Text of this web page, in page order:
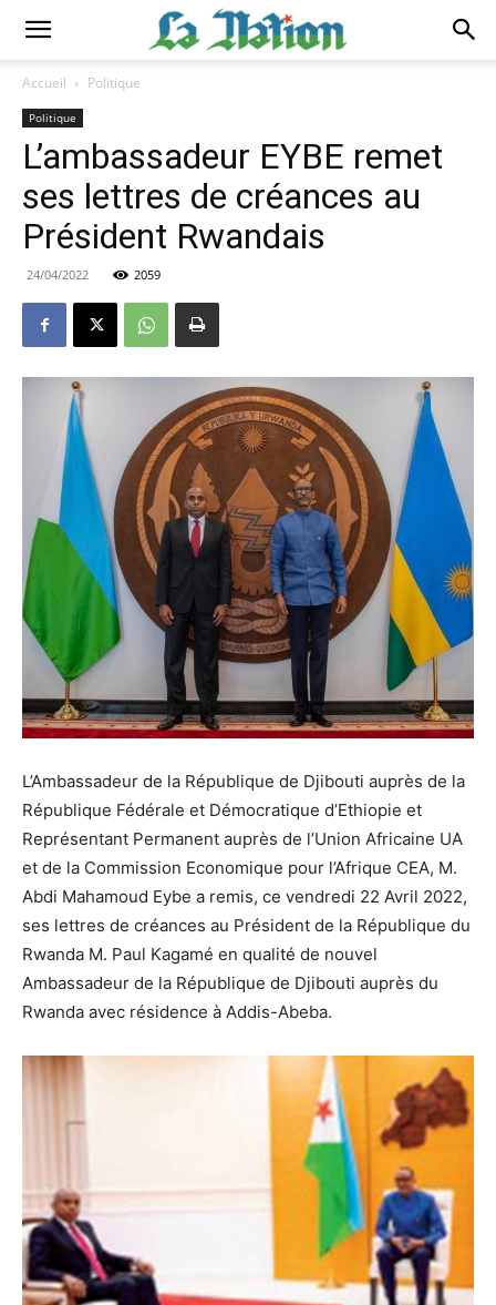
Accueil Politique
Politique
L’ambassadeur EYBE remet
ses lettres de créances au
Président Rwandais
24/04/2022 2059
L’Ambassadeur de la République de Djibouti auprès de la
République Fédérale et Démocratique d’Ethiopie et
Représentant Permanent auprès de l’Union Africaine UA
et de la Commission Economique pour l’Afrique CEA, M.
Abdi Mahamoud Eybe a remis, ce vendredi 22 Avril 2022,
ses lettres de créances au Président de la République du
Rwanda M. Paul Kagamé en qualité de nouvel
Ambassadeur de la République de Djibouti auprès du
Rwanda avec résidence à Addis-Abeba.